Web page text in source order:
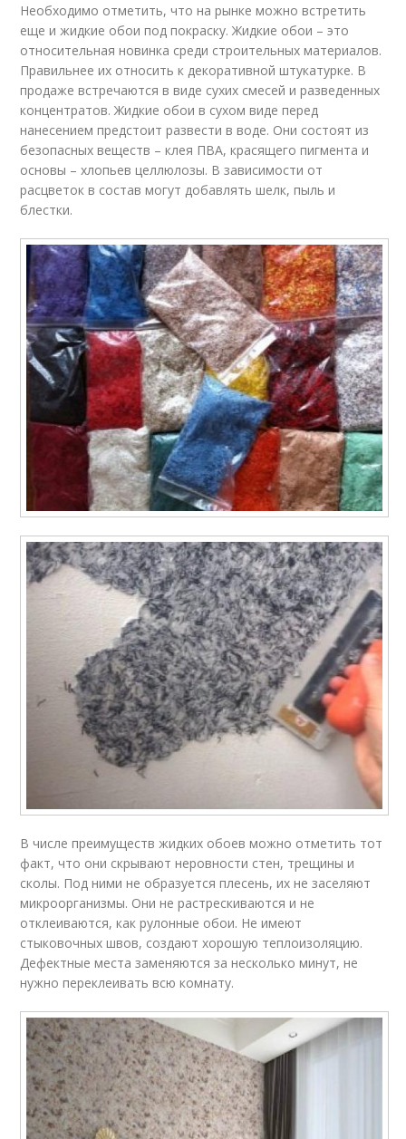
Необходимо отметить, что на рынке можно встретить
еще и жидкие обои под покраску. Жидкие обои – это
относительная новинка среди строительных материалов.
Правильнее их относить к декоративной штукатурке. В
продаже встречаются в виде сухих смесей и разведенных
концентратов. Жидкие обои в сухом виде перед
нанесением предстоит развести в воде. Они состоят из
безопасных веществ – клея ПВА, красящего пигмента и
основы – хлопьев целлюлозы. В зависимости от
расцветок в состав могут добавлять шелк, пыль и
блестки.
В числе преимуществ жидких обоев можно отметить тот
факт, что они скрывают неровности стен, трещины и
сколы. Под ними не образуется плесень, их не заселяют
микроорганизмы. Они не растрескиваются и не
отклеиваются, как рулонные обои. Не имеют
стыковочных швов, создают хорошую теплоизоляцию.
Дефектные места заменяются за несколько минут, не
нужно переклеивать всю комнату.